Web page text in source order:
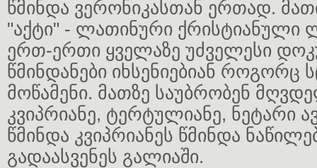
წმინდა ვერონიკასთან ერთად.
"აქტი" - ლათინური ქრისტიანული
ერთ-ერთი ყველაზე უძველესი
წმინდანები იხსენიებიან როგორც
მოწამენი. მათზე საუბრობენ
კვიპრიანე, ტერტულიანე, ნეტარი
წმინდა კვიპრიანეს წმინდა
გადაასვენეს გალიაში.